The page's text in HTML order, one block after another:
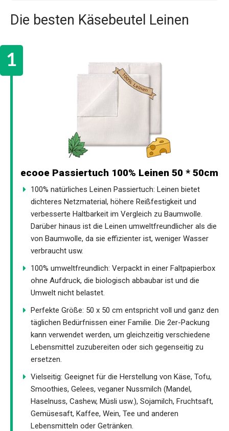
Die besten Käsebeutel Leinen
ecooe Passiertuch 100% Leinen 50 * 50cm
100% natürliches Leinen Passiertuch: Leinen bietet
dichteres Netzmaterial, höhere Reißfestigkeit und
verbesserte Haltbarkeit im Vergleich zu Baumwolle.
Darüber hinaus ist die Leinen umweltfreundlicher als die
von Baumwolle, da sie effizienter ist, weniger Wasser
verbraucht usw.
100% umweltfreundlich: Verpackt in einer Faltpapierbox
ohne Aufdruck, die biologisch abbaubar ist und die
Umwelt nicht belastet.
Perfekte Größe: 50 x 50 cm entspricht voll und ganz den
täglichen Bedürfnissen einer Familie. Die 2er-Packung
kann verwendet werden, um gleichzeitig verschiedene
Lebensmittel zuzubereiten oder sich gegenseitig zu
ersetzen.
Vielseitig: Geeignet für die Herstellung von Käse, Tofu,
Smoothies, Gelees, veganer Nussmilch (Mandel,
Haselnuss, Cashew, Müsli usw.), Sojamilch, Fruchtsaft,
Gemüsesaft, Kaffee, Wein, Tee und anderen
Lebensmitteln oder Getränken.